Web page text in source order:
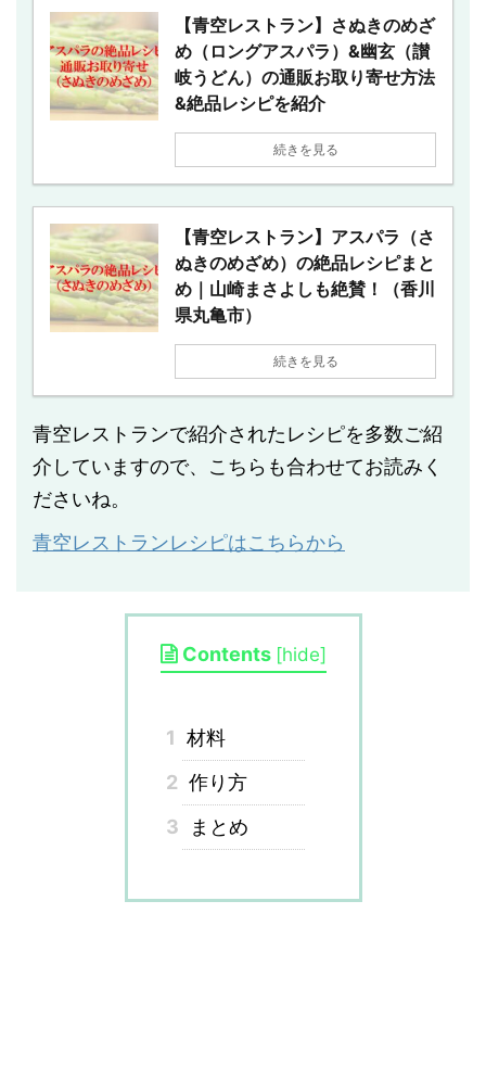
【青空レストラン】さぬきのめざ
め（ロングアスパラ）&幽玄（讃
岐うどん）の通販お取り寄せ方法
&絶品レシピを紹介
続きを見る
【青空レストラン】アスパラ（さ
ぬきのめざめ）の絶品レシピまと
め｜山崎まさよしも絶賛！（香川
県丸亀市）
続きを見る
青空レストランで紹介されたレシピを多数ご紹
介していますので、こちらも合わせてお読みく
ださいね。
青空レストランレシピはこちらから
Contents [hide]
1 材料
2 作り方
3
まとめ